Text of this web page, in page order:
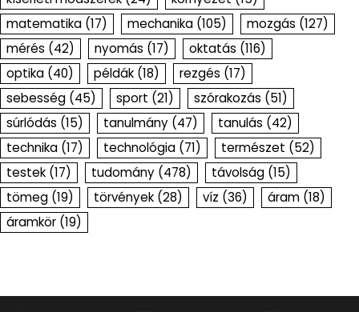
matematika (17) mechanika (105) mozgás (127)
mérés (42) nyomás (17) oktatás (116)
optika (40) példák (18) rezgés (17)
sebesség (45) sport (21) szórakozás (51)
súrlódás (15) tanulmány (47) tanulás (42)
technika (17) technológia (71) természet (52)
testek (17) tudomány (478) távolság (15)
tömeg (19) törvények (28) víz (36) áram (18)
áramkör (19)